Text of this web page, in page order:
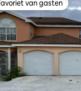
van gasten
van gasten